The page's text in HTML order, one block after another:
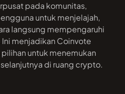
pada komunitas,
untuk menjelajah,
langsung mempengaruhi
menjadikan Coinvote
untuk menemukan
di ruang crypto.